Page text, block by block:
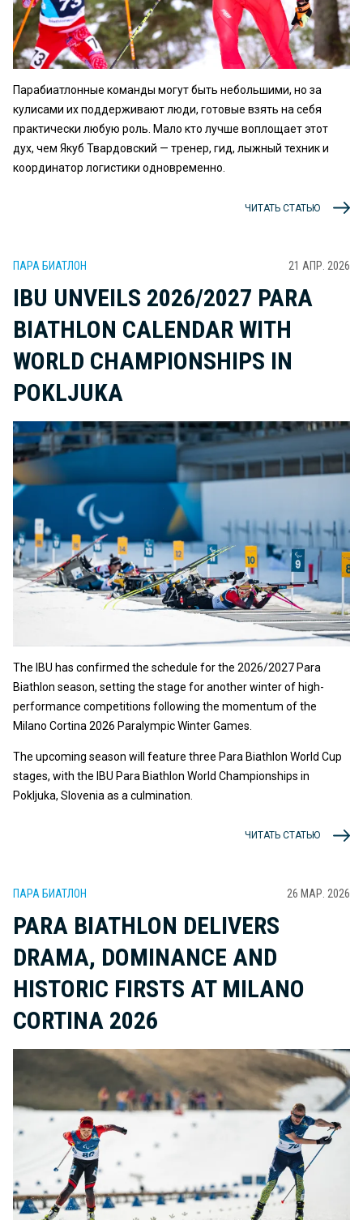
Парабиатлонные команды могут быть небольшими, но за
кулисами их поддерживают люди, готовые взять на себя
практически любую роль. Мало кто лучше воплощает этот
дух, чем Якуб Твардовский — тренер, гид, лыжный техник и
координатор логистики одновременно.
ЧИТАТЬ СТАТЬЮ
ПАРА БИАТЛОН 21 АПР. 2026
IBU UNVEILS 2026/2027 PARA
BIATHLON CALENDAR WITH
WORLD CHAMPIONSHIPS IN
POKLJUKA
The IBU has confirmed the schedule for the 2026/2027 Para
Biathlon season, setting the stage for another winter of high-
performance competitions following the momentum of the
Milano Cortina 2026 Paralympic Winter Games.
The upcoming season will feature three Para Biathlon World Cup
stages, with the IBU Para Biathlon World Championships in
Pokljuka, Slovenia as a culmination.
ЧИТАТЬ СТАТЬЮ
ПАРА БИАТЛОН 26 МАР. 2026
PARA BIATHLON DELIVERS
DRAMA, DOMINANCE AND
HISTORIC FIRSTS AT MILANO
CORTINA 2026